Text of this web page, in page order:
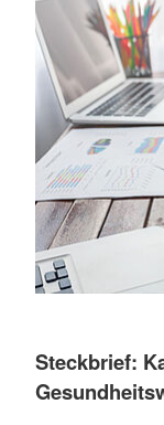
Steckbrief: